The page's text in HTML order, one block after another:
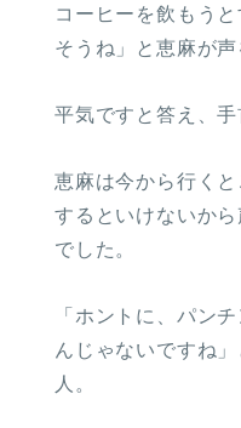
コーヒーを飲もう
そうね」と恵麻が声
平気ですと答え、手
恵麻は今から行く
するといけないか
でした。
「ホントに、パン
んじゃないですね
人。